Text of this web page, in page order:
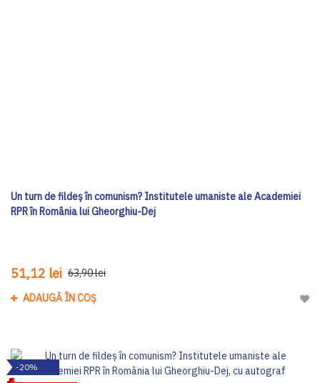
Un turn de fildeș în comunism? Institutele umaniste ale Academiei
RPR în România lui Gheorghiu-Dej
51,12 lei 63,90 lei
ADAUGĂ ÎN COȘ
-20%